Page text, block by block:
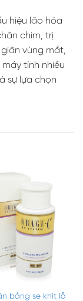
hiệu lão hóa
chim, trị
vùng mắt,
tính nhiều
sự lựa chọn
bằng se khít lỗ